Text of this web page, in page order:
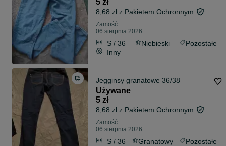
5 zł
8,68 zł z Pakietem Ochronnym
Zamość
06 sierpnia 2026
S / 36 Niebieski
Pozostałe
Inny
Jegginsy granatowe 36/38
Używane
5 zł
8,68 zł z Pakietem Ochronnym
Zamość
06 sierpnia 2026
S / 36 Granatowy
Pozostałe